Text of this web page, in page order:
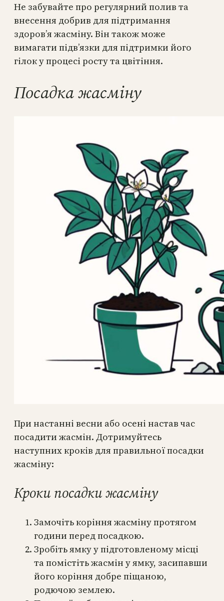
Не забувайте про регулярний полив та
внесення добрив для підтримання
здоров’я жасміну. Він також може
вимагати підв’язки для підтримки його
гілок у процесі росту та цвітіння.
Посадка жасміну
При настанні весни або осені настав час
посадити жасмін. Дотримуйтесь
наступних кроків для правильної посадки
жасміну:
Кроки посадки жасміну
Замочіть коріння жасміну протягом
години перед посадкою.
Зробіть ямку у підготовленому місці
та помістіть жасмін у ямку, засипавши
його коріння добре піщаною,
родючою землею.